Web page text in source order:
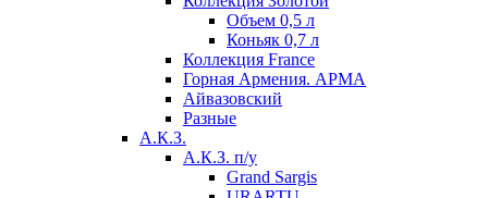
Объем 0,5 л
Коньяк 0,7 л
Коллекция France
Горная Армения. АРМА
Айвазовский
Разные
А.К.З.
А.К.З. п/у
Grand Sargis